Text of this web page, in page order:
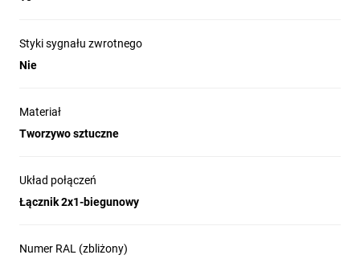
i pomieszczeniach gospodarczych wymagających IP44.
preferowany jest prosty montaż śrubowy.
Alternatywa do standardowych łączników w strefach
Styki sygnału zwrotnego
Nie
Materiał
Tworzywo sztuczne
Układ połączeń
Łącznik 2x1-biegunowy
Numer RAL (zbliżony)